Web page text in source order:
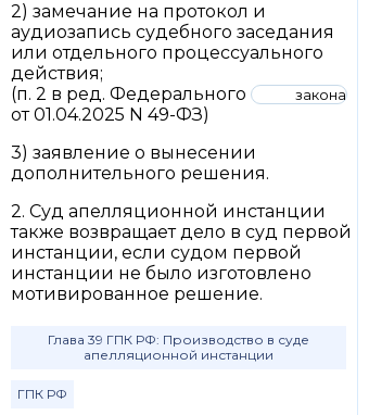
2) замечание на протокол и
аудиозапись судебного заседания
или отдельного процессуального
действия;
(п. 2 в ред. Федерального
закона
от 01.04.2025 N 49-ФЗ)
3) заявление о вынесении
дополнительного решения.
2. Суд апелляционной инстанции
также возвращает дело в суд первой
инстанции, если судом первой
инстанции не было изготовлено
мотивированное решение.
Глава 39 ГПК РФ: Производство в суде
апелляционной инстанции
ГПК РФ